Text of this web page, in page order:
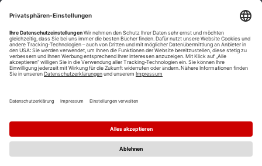
BarrierefreiheitserklärungCookie-Einstellungen
*
Die mit Sternchen (*) gekennzeichneten Links sind Affiliate-Links.
Wenn Sie auf einen solchen Link klicken und auf der Zielseite etwas
kaufen, bekommen wir vom betreffenden Anbieter oder Online-Shop
Kauf oder Preis.
Mehrwertsteuer.
Versand innerhalb Deutschlands versandkostenfrei ab 9,00 €
Bestellwert.
2
Vorbestellung ab 30 Tage vor Erscheinungstermin möglich.